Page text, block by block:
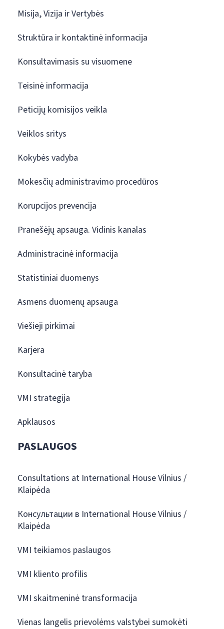
Misija, Vizija ir Vertybės
Struktūra ir kontaktinė informacija
Konsultavimasis su visuomene
Teisinė informacija
Peticijų komisijos veikla
Veiklos sritys
Kokybės vadyba
Mokesčių administravimo procedūros
Korupcijos prevencija
Pranešėjų apsauga. Vidinis kanalas
Administracinė informacija
Statistiniai duomenys
Asmens duomenų apsauga
Viešieji pirkimai
Karjera
Konsultacinė taryba
VMI strategija
Apklausos
PASLAUGOS
Consultations at International House Vilnius /
Klaipėda
Консультации в International House Vilnius /
Klaipėda
VMI teikiamos paslaugos
VMI kliento profilis
VMI skaitmeninė transformacija
Vienas langelis prievolėms valstybei sumokėti